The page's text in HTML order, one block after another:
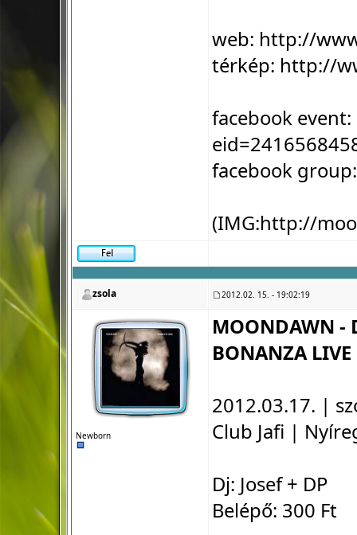
web: http://
térkép: http://
facebook event:
facebook
(IMG:http://
zsola 2012.02. 15. - 19:02:19
Newborn
MOONDAWN -
BONANZA LIVE
2012.03.17. |
Club Jafi |
Dj: Josef + DP
Belépő: 300 Ft